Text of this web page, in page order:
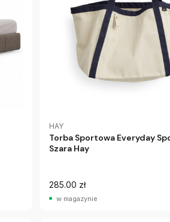
HAY
Torba Sportowa Everyday
Szara Hay
285.00 zł
w magazynie